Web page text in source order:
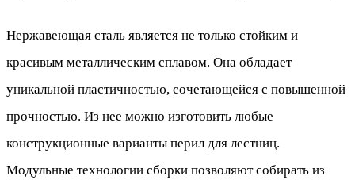
Нержавеющая сталь является не только стойким и
красивым металлическим сплавом. Она обладает
уникальной пластичностью, сочетающейся с повышенной
прочностью. Из нее можно изготовить любые
конструкционные варианты перил для лестниц.
Модульные технологии сборки позволяют собирать из